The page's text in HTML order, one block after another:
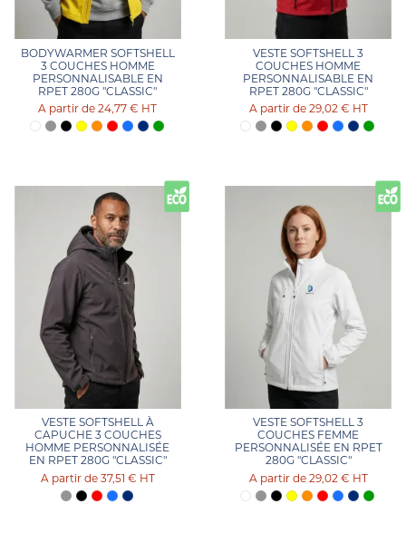
BODYWARMER SOFTSHELL
3 COUCHES HOMME
PERSONNALISABLE EN
RPET 280G "CLASSIC"
24,77 € HT
VESTE SOFTSHELL 3
COUCHES HOMME
PERSONNALISABLE EN
RPET 280G "CLASSIC"
29,02 € HT
VESTE SOFTSHELL À
CAPUCHE 3 COUCHES
HOMME PERSONNALISÉE
EN RPET 280G "CLASSIC"
37,51 € HT
VESTE SOFTSHELL 3
COUCHES FEMME
PERSONNALISÉE EN RPET
280G "CLASSIC"
29,02 € HT